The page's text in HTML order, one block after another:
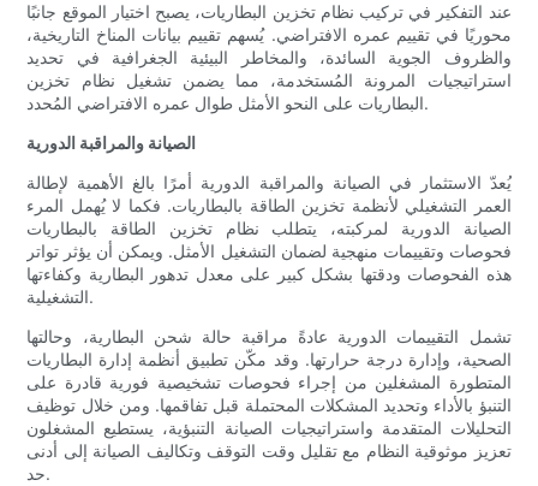
عند التفكير في تركيب نظام تخزين البطاريات، يصبح اختيار الموقع جانبًا
محوريًا في تقييم عمره الافتراضي. يُسهم تقييم بيانات المناخ التاريخية،
والظروف الجوية السائدة، والمخاطر البيئية الجغرافية في تحديد
استراتيجيات المرونة المُستخدمة، مما يضمن تشغيل نظام تخزين
البطاريات على النحو الأمثل طوال عمره الافتراضي المُحدد.
الصيانة والمراقبة الدورية
يُعدّ الاستثمار في الصيانة والمراقبة الدورية أمرًا بالغ الأهمية لإطالة
العمر التشغيلي لأنظمة تخزين الطاقة بالبطاريات. فكما لا يُهمل المرء
الصيانة الدورية لمركبته، يتطلب نظام تخزين الطاقة بالبطاريات
فحوصات وتقييمات منهجية لضمان التشغيل الأمثل. ويمكن أن يؤثر تواتر
هذه الفحوصات ودقتها بشكل كبير على معدل تدهور البطارية وكفاءتها
التشغيلية.
تشمل التقييمات الدورية عادةً مراقبة حالة شحن البطارية، وحالتها
الصحية، وإدارة درجة حرارتها. وقد مكّن تطبيق أنظمة إدارة البطاريات
المتطورة المشغلين من إجراء فحوصات تشخيصية فورية قادرة على
التنبؤ بالأداء وتحديد المشكلات المحتملة قبل تفاقمها. ومن خلال توظيف
التحليلات المتقدمة واستراتيجيات الصيانة التنبؤية، يستطيع المشغلون
تعزيز موثوقية النظام مع تقليل وقت التوقف وتكاليف الصيانة إلى أدنى
حد.